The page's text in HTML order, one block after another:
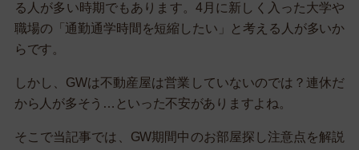
る人が多い時期でもあります。4月に新しく入った大学や
職場の「通勤通学時間を短縮したい」と考える人が多いか
らです。
しかし、GWは不動産屋は営業していないのでは？連休だ
から人が多そう…といった不安がありますよね。
そこで当記事では、GW期間中のお部屋探し注意点を解説